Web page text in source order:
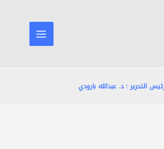
التحرير : د. عبدالله بارودي